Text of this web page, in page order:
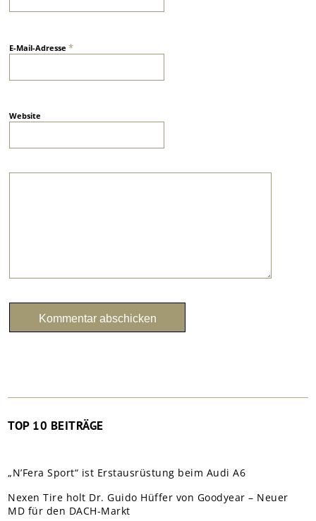
E-Mail-Adresse*
Website
TOP 10 BEITRÄGE
„N’Fera Sport“ ist Erstausrüstung beim Audi A6
Nexen Tire holt Dr. Guido Hüffer von Goodyear – Neuer
MD für den DACH-Markt